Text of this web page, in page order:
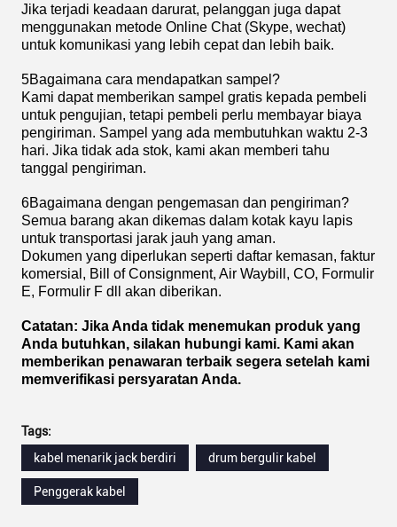
Jika terjadi keadaan darurat, pelanggan juga dapat
menggunakan metode Online Chat (Skype, wechat)
untuk komunikasi yang lebih cepat dan lebih baik.
5Bagaimana cara mendapatkan sampel?
Kami dapat memberikan sampel gratis kepada pembeli
untuk pengujian, tetapi pembeli perlu membayar biaya
pengiriman. Sampel yang ada membutuhkan waktu 2-3
hari. Jika tidak ada stok, kami akan memberi tahu
tanggal pengiriman.
6Bagaimana dengan pengemasan dan pengiriman?
Semua barang akan dikemas dalam kotak kayu lapis
untuk transportasi jarak jauh yang aman.
Dokumen yang diperlukan seperti daftar kemasan, faktur
komersial, Bill of Consignment, Air Waybill, CO, Formulir
E, Formulir F dll akan diberikan.
Catatan: Jika Anda tidak menemukan produk yang
Anda butuhkan, silakan hubungi kami. Kami akan
memberikan penawaran terbaik segera setelah kami
memverifikasi persyaratan Anda.
Tags:
kabel menarik jack berdiri
drum bergulir kabel
Penggerak kabel